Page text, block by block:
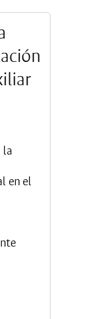
la
en el